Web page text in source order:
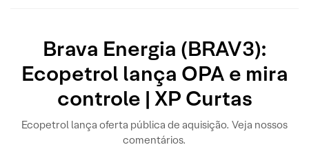
Brava Energia (BRAV3):
Ecopetrol lança OPA e mira
controle | XP Curtas
Ecopetrol lança oferta pública de aquisição. Veja nossos
comentários.